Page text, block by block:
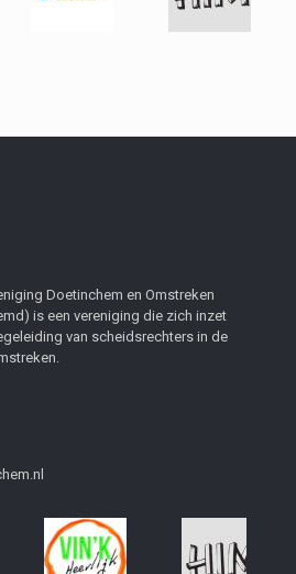
Doetinchem en Omstreken
is een vereniging die zich inzet
van scheidsrechters in de